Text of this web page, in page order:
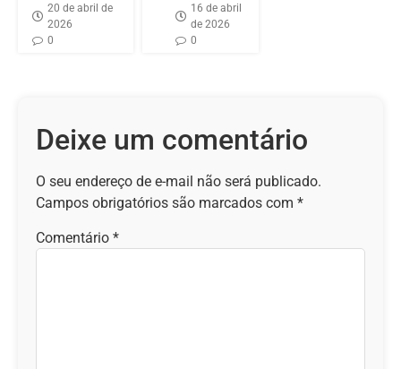
20 de abril de
2026
0
16 de abril
de 2026
0
Deixe um comentário
O seu endereço de e-mail não será publicado.
Campos obrigatórios são marcados com *
Comentário *